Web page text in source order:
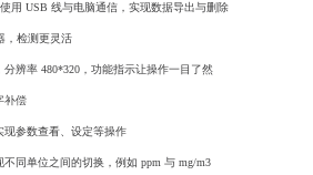
用 USB 线与电脑通信，实现数据导出与删除
，检测更灵活
辨率 480*320，功能指示让操作一目了然
补偿
现参数查看、设定等操作
同单位之间的切换，例如 ppm 与 mg/m3